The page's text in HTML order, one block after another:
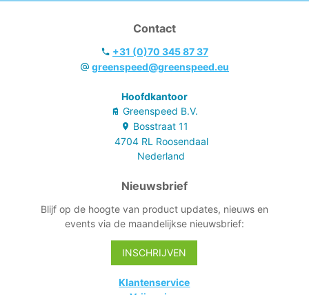
Contact
+31 (0)70 345 87 37
greenspeed@greenspeed.eu
Hoofdkantoor
Greenspeed B.V.
Bosstraat 11
4704 RL Roosendaal
Nederland
Nieuwsbrief
Blijf op de hoogte van product updates, nieuws en
events via de maandelijkse nieuwsbrief:
INSCHRIJVEN
Klantenservice